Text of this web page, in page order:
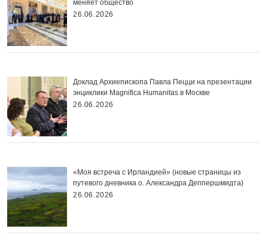
меняет общество
26.06.2026
Доклад Архиепископа Павла Пецци на презентации
энциклики Magnifica Нumanitas в Москве
26.06.2026
«Моя встреча с Ирландией» (новые страницы из
путевого дневника о. Александра Деппершмидта)
26.06.2026